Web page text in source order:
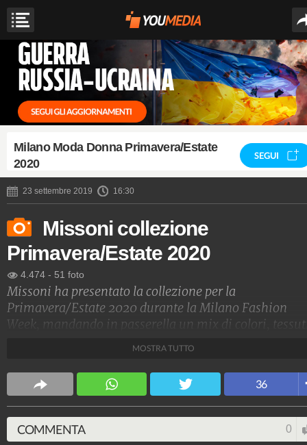
Milano Moda Donna Primavera/Estate
2020
SEGUI
23 settembre 2019 16:30
Missoni collezione
Primavera/Estate 2020
4.474 - 51 foto
Missoni ha presentato la collezione per la
Primavera/Estate 2020 durante la Milano Fashion
Week, mandando in passerella un mix di colori,
Stile e trend
MOSTRA TUTTO
36
COMMENTA 0